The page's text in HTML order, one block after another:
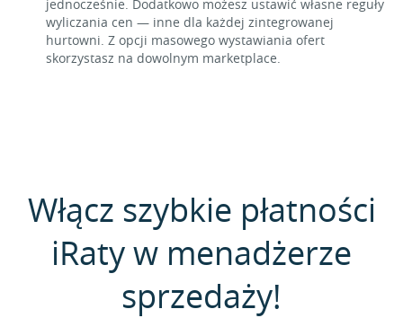
jednocześnie. Dodatkowo możesz ustawić własne reguły
wyliczania cen — inne dla każdej zintegrowanej
hurtowni. Z opcji masowego wystawiania ofert
skorzystasz na dowolnym marketplace.
Włącz szybkie płatności
iRaty w menadżerze
sprzedaży!